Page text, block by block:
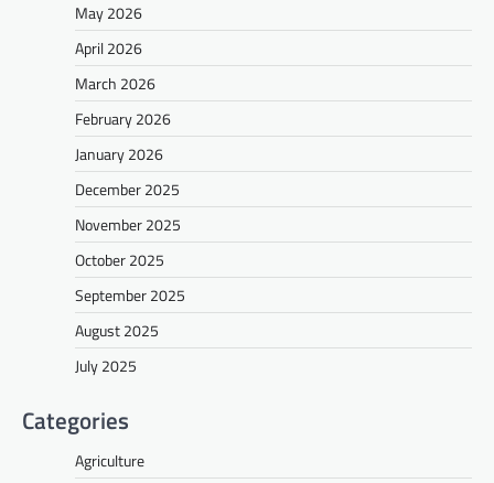
May 2026
April 2026
March 2026
February 2026
January 2026
December 2025
November 2025
October 2025
September 2025
August 2025
July 2025
Categories
Agriculture